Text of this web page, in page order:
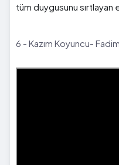
tüm duygusunu sırtlayan
6 - Kazım Koyuncu-